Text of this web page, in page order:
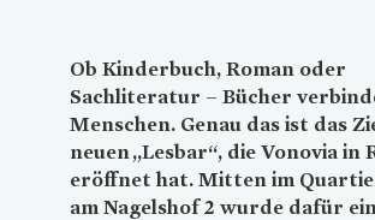
Ob Kinderbuch, Roman oder
Sachliteratur – Bücher
Menschen. Genau das ist das
neuen „Lesbar“, die Vonovia in
eröffnet hat. Mitten im
am Nagelshof 2 wurde dafür